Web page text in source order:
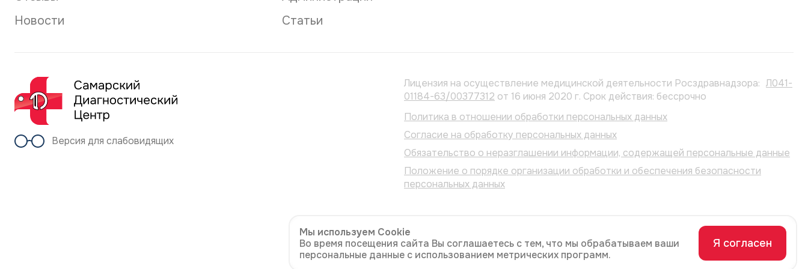
Новости
Статьи
Версия для слабовидящих
Лицензия на осуществление медицинской деятельности Росздравнадзора: Л041-
01184-63/00377312 от 16 июня 2020 г. Срок действия: бессрочно
Политика в отношении обработки персональных данных
Согласие на обработку персональных данных
Обязательство о неразглашении информации, содержащей персональные данные
Положение о порядке организации обработки и обеспечения безопасности
персональных данных
Мы используем Cookie
Во время посещения сайта Вы соглашаетесь с тем, что мы обрабатываем ваши
персональные данные с использованием метрических программ.
Я согласен